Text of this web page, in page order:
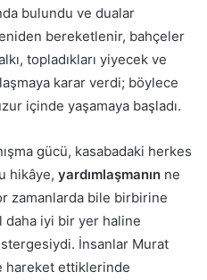
bulundu ve dualar
bereketlenir, bahçeler
topladıkları yiyecek ve
karar verdi; böylece
içinde yaşamaya başladı.
gücü, kasabadaki herkes
hikâye, yardımlaşmanın ne
zamanlarda bile birbirine
daha iyi bir yer haline
İnsanlar Murat
hareket ettiklerinde